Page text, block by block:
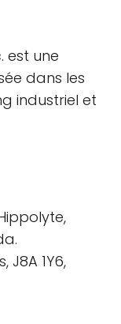
est une
dans les
industriel et
J8A 1Y6,